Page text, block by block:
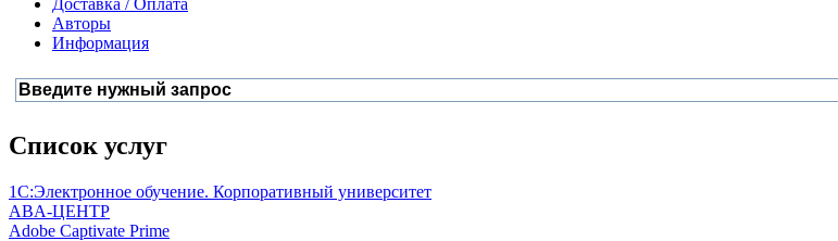
Доставка / Оплата
Авторы
Информация
Список услуг
1С:Электронное обучение. Корпоративный университет
ABA-ЦЕНТР
Adobe Captivate Prime